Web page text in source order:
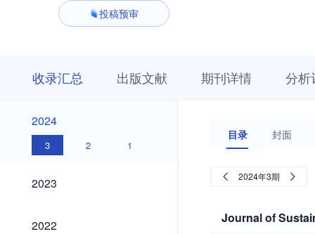
投稿预审
收录汇总 出版文献 期刊详情 分析
2024
2024
3 2 1
2023
2023
2022
2022
目录 封面
2024年3期
Journal of